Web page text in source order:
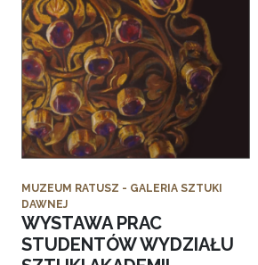
MUZEUM RATUSZ - GALERIA SZTUKI
DAWNEJ
WYSTAWA PRAC
STUDENTÓW WYDZIAŁU